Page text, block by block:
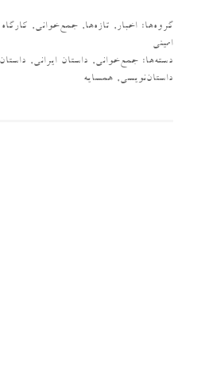
گروه‌ها: اخبار, تازه‌ها, جمع‌خوانی,
امینی
دسته‌‌ها: جمع‌خوانی, داستان ایرانی,
داستان‌نویسی, همسایه